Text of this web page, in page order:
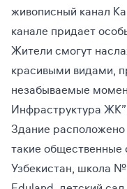
живописный канал
канале придает
Жители смогут
красивыми видами,
незабываемые
Инфраструктура
Здание расположено
такие общественные
Узбекистан, школа